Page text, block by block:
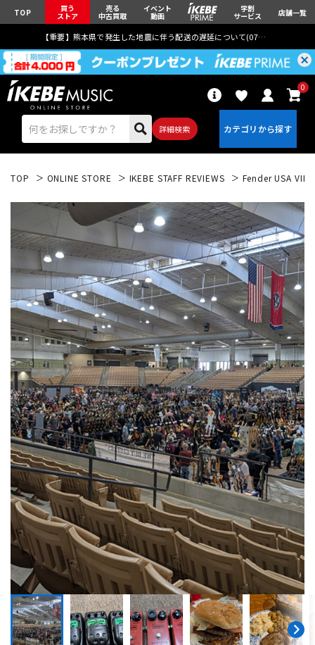
TOP 買う
ストア
売る
中古買取
イベント
動画
学割
サービス 店舗一覧
【重要】熊本県で発生した地震に伴う配送の遅延について(07月29日
詳細検索
0
エレキギター アコギ/エレアコ
ベース ウクレレ
ドラム パーカッション
キーボード 電子ピアノ
管楽器 その他楽器
アンプ エフェクター
DJ機器 DTM
DTM オンライン納品 レコーディング機器
TOP ONLINE STORE IKEBE STAFF REVIEWS Fender USA